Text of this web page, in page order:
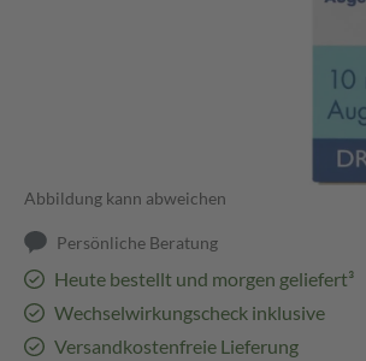
Abbildung kann abweichen
Persönliche Beratung
Heute bestellt und morgen geliefert³
Wechselwirkungscheck inklusive
Versandkostenfreie Lieferung